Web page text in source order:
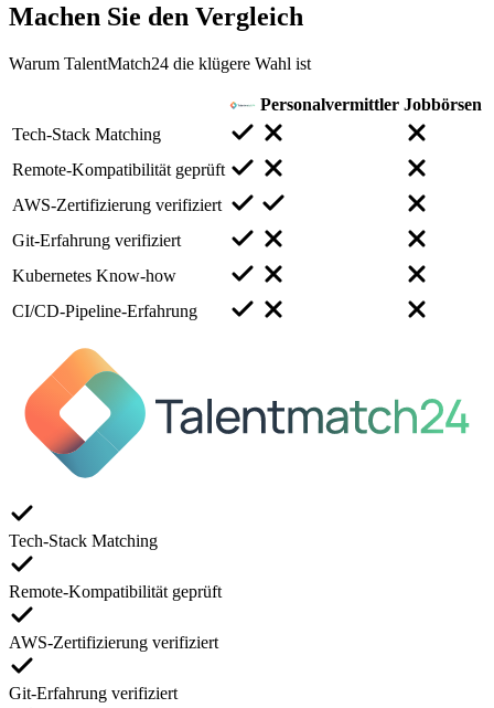
Machen Sie den Vergleich
Warum TalentMatch24 die klügere Wahl ist
Personalvermittler Jobbörsen
Tech-Stack Matching
Remote-Kompatibilität geprüft
AWS-Zertifizierung verifiziert
Git-Erfahrung verifiziert
Kubernetes Know-how
CI/CD-Pipeline-Erfahrung
Tech-Stack Matching
Remote-Kompatibilität geprüft
AWS-Zertifizierung verifiziert
Git-Erfahrung verifiziert